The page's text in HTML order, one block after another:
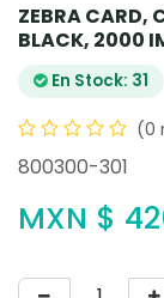
ZEBRA CARD,
BLACK, 2000
En Stock: 31
(0
800300-301
MXN $